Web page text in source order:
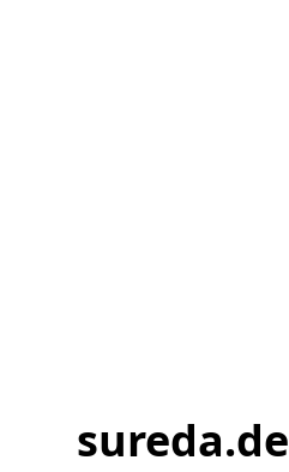
sureda.de